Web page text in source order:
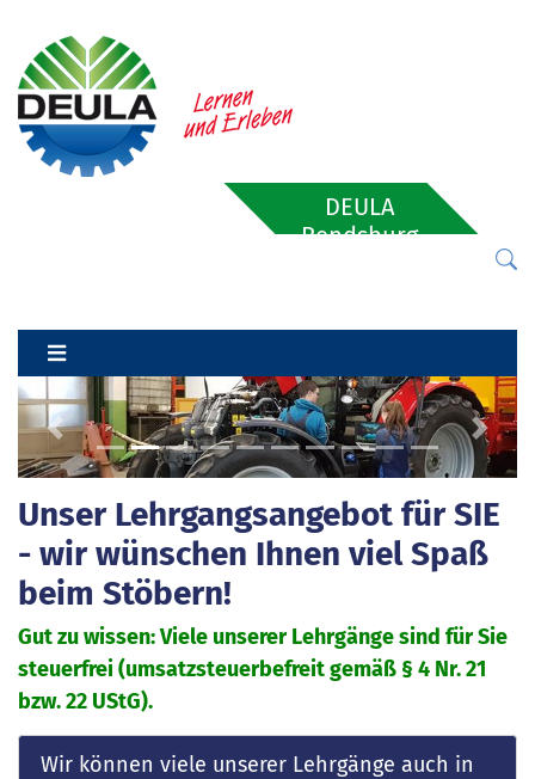
DEULA
Rendsburg
Previous Next
Unser Lehrgangsangebot für SIE
- wir wünschen Ihnen viel Spaß
beim Stöbern!
Gut zu wissen: Viele unserer Lehrgänge sind für Sie
steuerfrei (umsatzsteuerbefreit gemäß § 4 Nr. 21
bzw. 22 UStG).
Wir können viele unserer Lehrgänge auch in